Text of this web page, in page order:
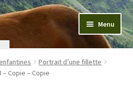
Menu
exist anymore
Portrait d’une fillette
– Copie – Copie